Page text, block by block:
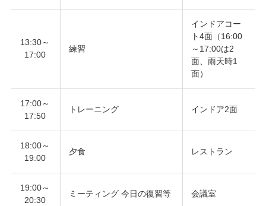
13:30～
17:00
練習
インドアコー
ト4面（16:00
～17:00は2
面、雨天時1
面）
17:00～
17:50
トレーニング インドア2面
18:00～
19:00
夕食 レストラン
19:00～
20:30
ミーティング 今日の復習等 会議室